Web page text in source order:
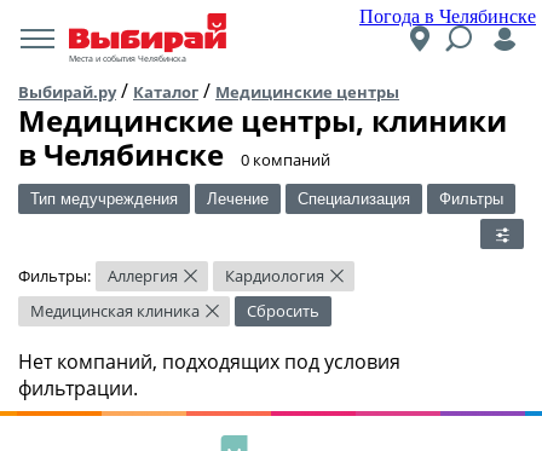
Погода в Челябинске
Места и события Челябинска
Выбирай.ру/ Каталог / Медицинские центры
Медицинские центры, клиники
в Челябинске
​0 компаний
Тип медучреждения Лечение Специализация Фильтры
Фильтры: Аллергия × Кардиология ×
Медицинская клиника × Сбросить
Нет компаний, подходящих под условия
фильтрации.